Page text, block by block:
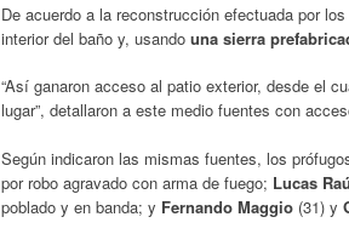
De acuerdo a la reconstrucción efectuada por
interior del baño y, usando una sierra
“Así ganaron acceso al patio exterior, desde el
lugar”, detallaron a este medio fuentes con
Según indicaron las mismas fuentes, los
por robo agravado con arma de fuego; Lucas
poblado y en banda; y Fernando Maggio (31) y